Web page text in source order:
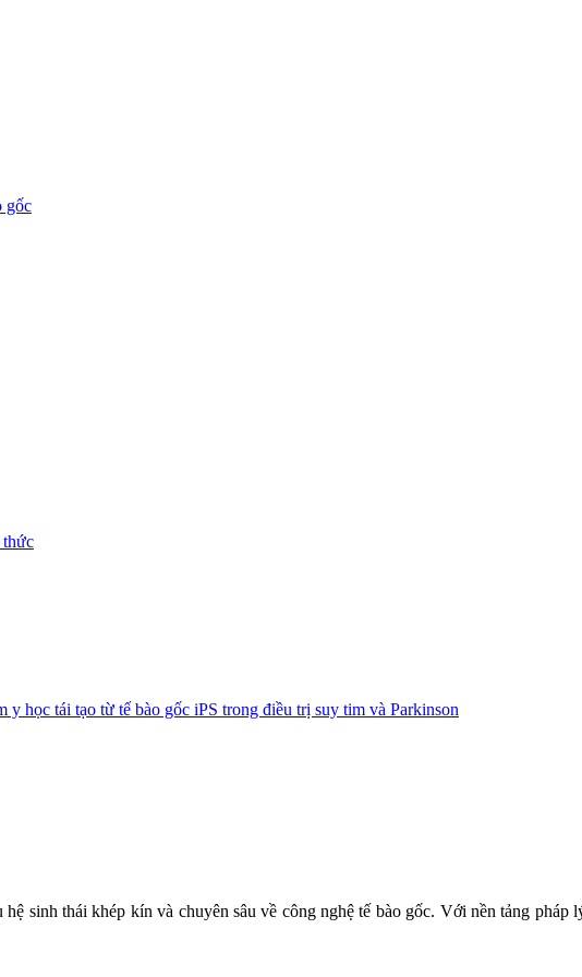
gốc
thức
y học tái tạo từ tế bào gốc iPS trong điều trị suy tim và Parkinson
sinh thái khép kín và chuyên sâu về công nghệ tế bào gốc. Với nền tảng